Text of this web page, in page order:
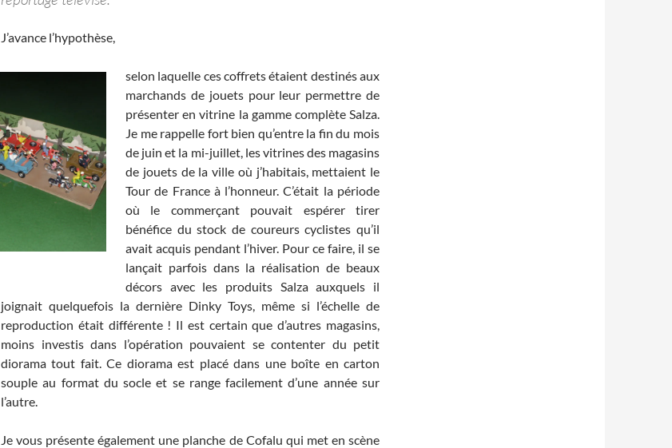
J’avance l’hypothèse,
selon laquelle ces coffrets étaient destinés aux
marchands de jouets pour leur permettre de
présenter en vitrine la gamme complète Salza.
Je me rappelle fort bien qu’entre la fin du mois
de juin et la mi-juillet, les vitrines des magasins
de jouets de la ville où j’habitais, mettaient le
Tour de France à l’honneur. C’était la période
où le commerçant pouvait espérer tirer
bénéfice du stock de coureurs cyclistes qu’il
avait acquis pendant l’hiver. Pour ce faire, il se
lançait parfois dans la réalisation de beaux
décors avec les produits Salza auxquels il
joignait quelquefois la dernière Dinky Toys, même si l’échelle de
reproduction était différente ! Il est certain que d’autres magasins,
moins investis dans l’opération pouvaient se contenter du petit
diorama tout fait. Ce diorama est placé dans une boîte en carton
souple au format du socle et se range facilement d’une année sur
l’autre.
Je vous présente également une planche de Cofalu qui met en scène